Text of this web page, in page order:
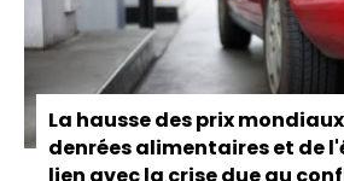
La hausse des prix
denrées alimentaires et de